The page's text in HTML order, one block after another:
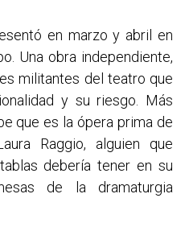
en marzo y abril en
Una obra independiente,
militantes del teatro que
y su riesgo. Más
que es la ópera prima de
Raggio, alguien que
debería tener en su
de la dramaturgia